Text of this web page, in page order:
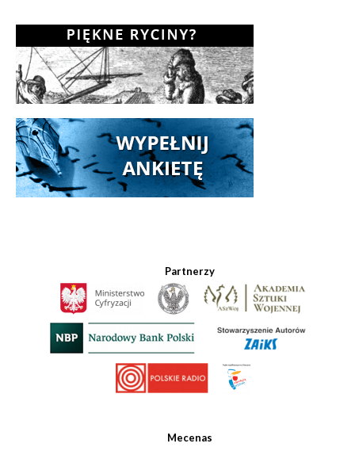
Partnerzy
Mecenas